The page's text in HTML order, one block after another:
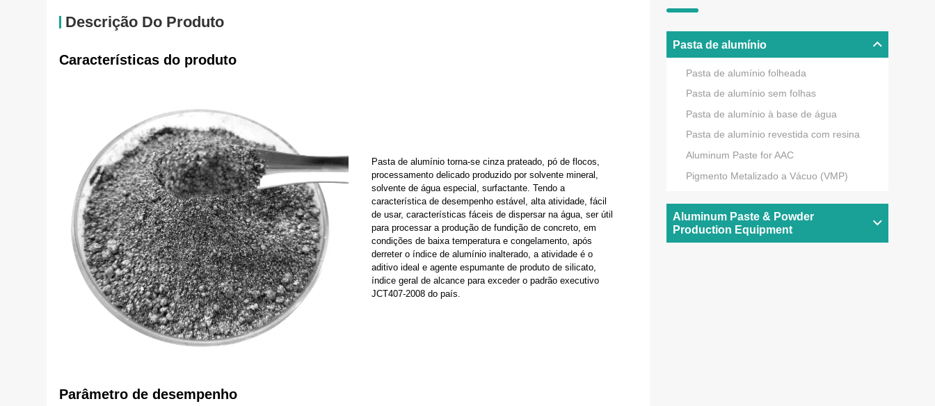
Descrição Do Produto
Características do produto
Pasta de alumínio torna-se cinza prateado, pó de flocos,
processamento delicado produzido por solvente mineral,
solvente de água especial, surfactante. Tendo a
característica de desempenho estável, alta atividade, fácil
de usar, características fáceis de dispersar na água, ser útil
para processar a produção de fundição de concreto, em
condições de baixa temperatura e congelamento, após
derreter o índice de alumínio inalterado, a atividade é o
aditivo ideal e agente espumante de produto de silicato,
índice geral de alcance para exceder o padrão executivo
JCT407-2008 do país.
Parâmetro de desempenho
Pasta de alumínio
Pasta de alumínio folheada
Pasta de alumínio sem folhas
Pasta de alumínio à base de água
Pasta de alumínio revestida com resina
Aluminum Paste for AAC
Pigmento Metalizado a Vácuo (VMP)
Aluminum Paste & Powder
Production Equipment